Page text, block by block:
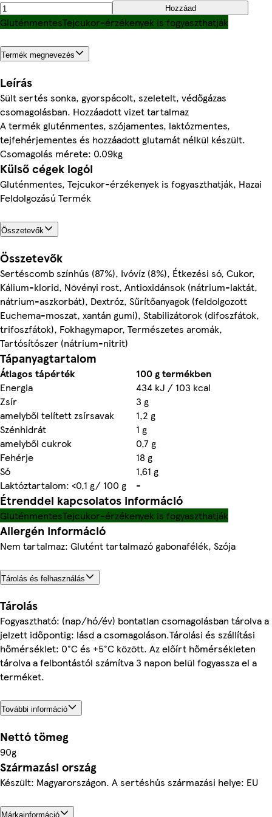
Hozzáad
GluténmentesTejcukor-érzékenyek is fogyaszthatják
Termék megnevezés
Leírás
Sült sertés sonka, gyorspácolt, szeletelt, védőgázas
csomagolásban. Hozzáadott vizet tartalmaz
A termék gluténmentes, szójamentes, laktózmentes,
tejfehérjementes és hozzáadott glutamát nélkül készült.
Csomagolás mérete: 0.09kg
Külső cégek logói
Gluténmentes, Tejcukor-érzékenyek is fogyaszthatják, Hazai
Feldolgozású Termék
Összetevők
Összetevők
Sertéscomb színhús (87%), Ivóvíz (8%), Étkezési só, Cukor,
Kálium-klorid, Növényi rost, Antioxidánsok (nátrium-laktát,
nátrium-aszkorbát), Dextróz, Sűrítőanyagok (feldolgozott
Euchema-moszat, xantán gumi), Stabilizátorok (difoszfátok,
trifoszfátok), Fokhagymapor, Természetes aromák,
Tartósítószer (nátrium-nitrit)
Tápanyagtartalom
Átlagos tápérték
100 g termékben
Energia
434 kJ / 103 kcal
Zsír
3 g
amelyből telített zsírsavak
1,2 g
Szénhidrát
1 g
amelyből cukrok
0,7 g
Fehérje
18 g
Só
1,61 g
Laktóztartalom: <0,1 g/ 100 g
-
Étrenddel kapcsolatos információ
GluténmentesTejcukor-érzékenyek is fogyaszthatják
Allergén információ
Nem tartalmaz: Glutént tartalmazó gabonafélék, Szója
Tárolás és felhasználás
Tárolás
Fogyasztható: (nap/hó/év) bontatlan csomagolásban tárolva a
jelzett időpontig: lásd a csomagoláson.Tárolási és szállítási
hőmérséklet: 0°C és +5°C között. Az előírt hőmérsékleten
tárolva a felbontástól számítva 3 napon belül fogyassza el a
terméket.
További információ
Nettó tömeg
90g
Származási ország
Készült: Magyarországon. A sertéshús származási helye: EU
Márkainformáció